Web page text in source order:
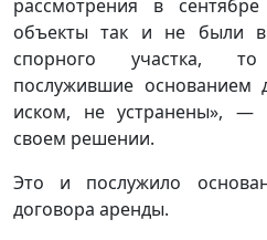
рассмотрения в
объекты так и не были
спорного участка,
послужившие
иском, не устранены», —
своем решении.
Это и послужило
договора аренды.